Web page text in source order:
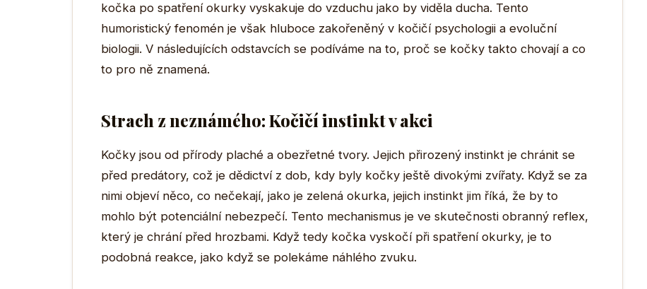
kočka po spatření okurky vyskakuje do vzduchu jako by viděla ducha. Tento
humoristický fenomén je však hluboce zakořeněný v kočičí psychologii a evoluční
biologii. V následujících odstavcích se podíváme na to, proč se kočky takto chovají a co
to pro ně znamená.
Strach z neznámého: Kočičí instinkt v akci
Kočky jsou od přírody plaché a obezřetné tvory. Jejich přirozený instinkt je chránit se
před predátory, což je dědictví z dob, kdy byly kočky ještě divokými zvířaty. Když se za
nimi objeví něco, co nečekají, jako je zelená okurka, jejich instinkt jim říká, že by to
mohlo být potenciální nebezpečí. Tento mechanismus je ve skutečnosti obranný reflex,
který je chrání před hrozbami. Když tedy kočka vyskočí při spatření okurky, je to
podobná reakce, jako když se polekáme náhlého zvuku.